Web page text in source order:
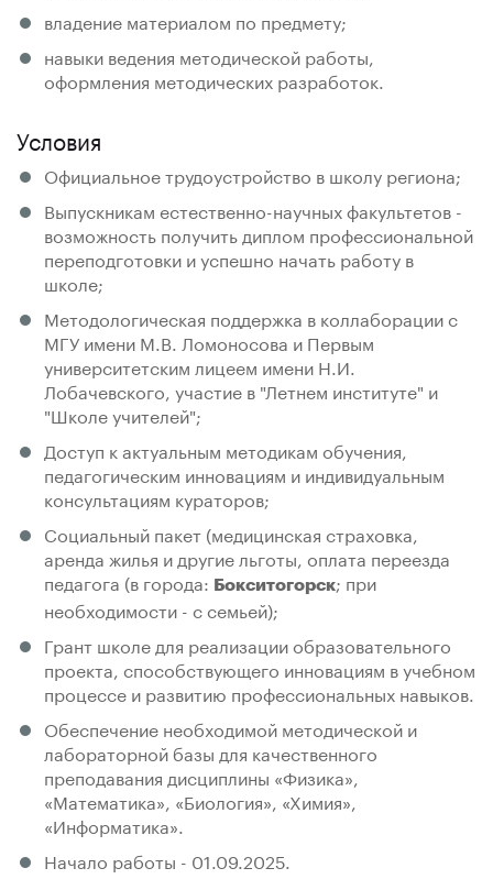
владение материалом по предмету;
навыки ведения методической работы,
оформления методических разработок.
Условия
Официальное трудоустройство в школу региона;
Выпускникам естественно-научных факультетов -
возможность получить диплом профессиональной
переподготовки и успешно начать работу в
школе;
Методологическая поддержка в коллаборации с
МГУ имени М.В. Ломоносова и Первым
университетским лицеем имени Н.И.
Лобачевского, участие в "Летнем институте" и
"Школе учителей";
Доступ к актуальным методикам обучения,
педагогическим инновациям и индивидуальным
консультациям кураторов;
Социальный пакет (медицинская страховка,
аренда жилья и другие льготы, оплата переезда
педагога (в города: Бокситогорск; при
необходимости - с семьей);
Грант школе для реализации образовательного
проекта, способствующего инновациям в учебном
процессе и развитию профессиональных навыков.
Обеспечение необходимой методической и
лабораторной базы для качественного
преподавания дисциплины «Физика»,
«Математика», «Биология», «Химия»,
«Информатика».
Начало работы - 01.09.2025.